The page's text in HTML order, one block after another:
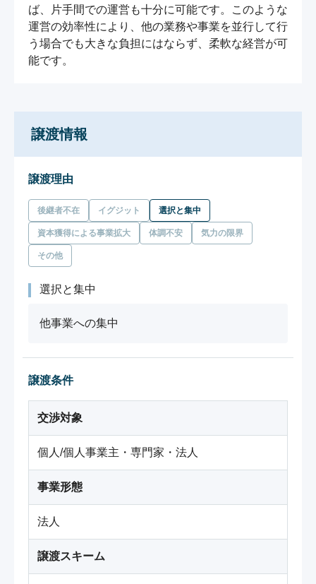
ば、片手間での運営も十分に可能です。このような
運営の効率性により、他の業務や事業を並行して行
う場合でも大きな負担にはならず、柔軟な経営が可
能です。
譲渡情報
譲渡理由
後継者不在 イグジット 選択と集中
資本獲得による事業拡大 体調不安 気力の限界
その他
選択と集中
他事業への集中
譲渡条件
交渉対象
個人/個人事業主・専門家・法人
事業形態
法人
譲渡スキーム